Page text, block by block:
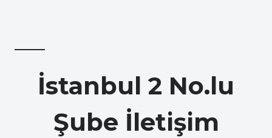
İstanbul 2 No.lu
Şube İletişim